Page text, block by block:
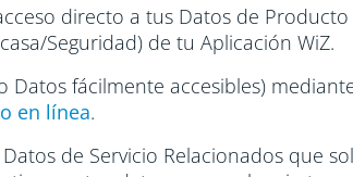
directo a tus Datos de
Seguridad) de tu Aplicación WiZ.
fácilmente accesibles)
en línea.
de Servicio Relacionados que